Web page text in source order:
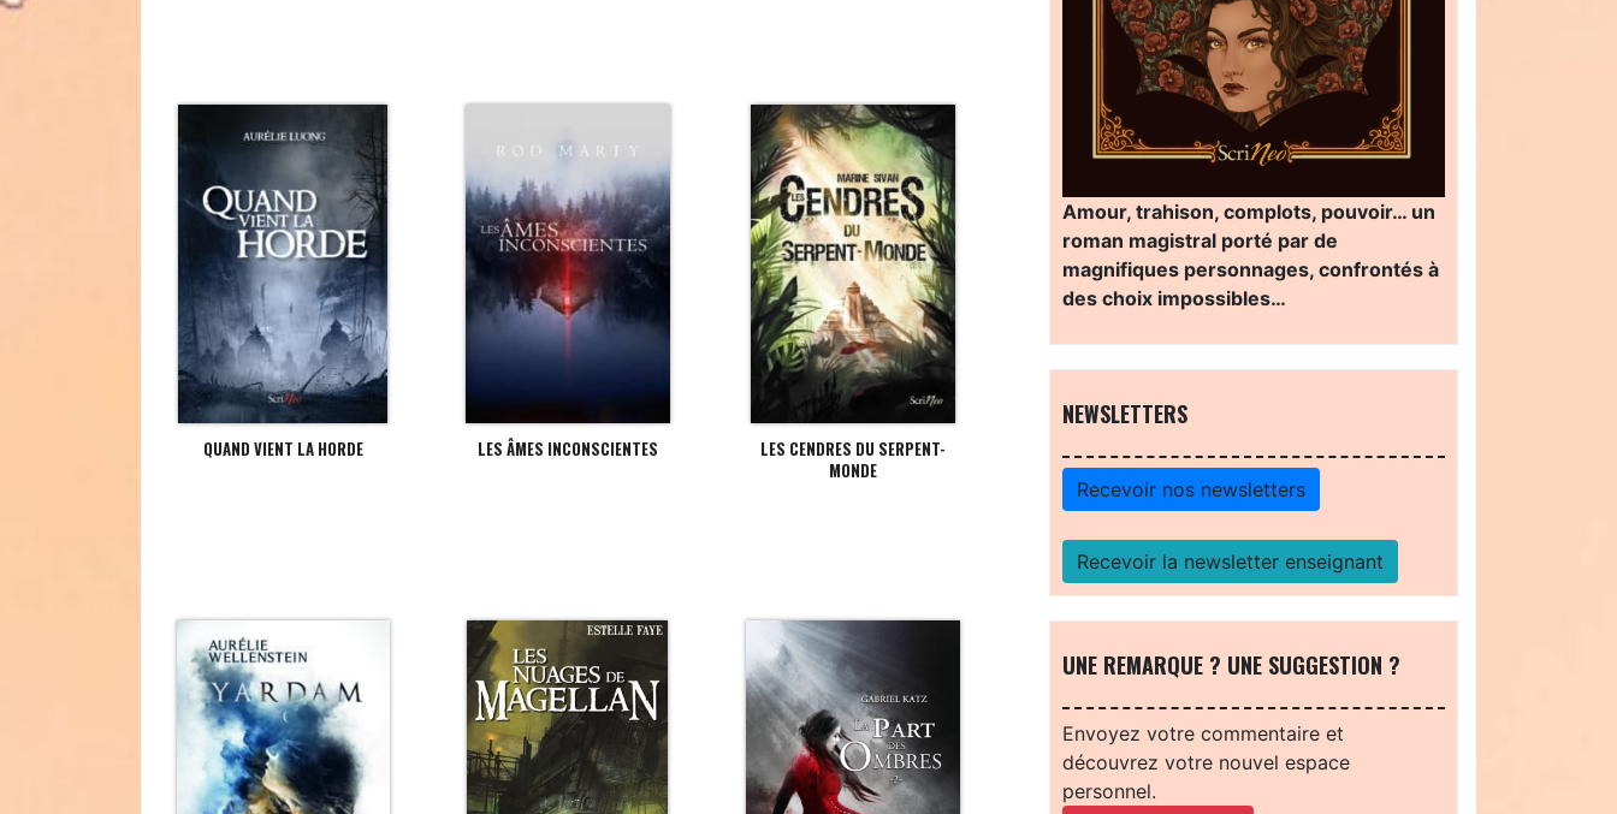
QUAND VIENT LA HORDE LES ÂMES INCONSCIENTES
LES CENDRES DU SERPENT-
MONDE
Amour, trahison, complots, pouvoir… un
roman magistral porté par de
magnifiques personnages, confrontés à
des choix impossibles…
NEWSLETTERS
Recevoir nos newsletters
Recevoir la newsletter enseignant
UNE REMARQUE ? UNE SUGGESTION ?
Envoyez votre commentaire et
découvrez votre nouvel espace
personnel.